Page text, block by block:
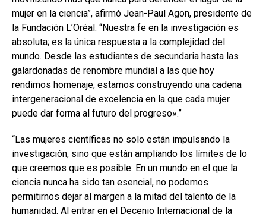
mujer en la ciencia”, afirmó Jean-Paul Agon, presidente de
la Fundación L’Oréal. “Nuestra fe en la investigación es
absoluta; es la única respuesta a la complejidad del
mundo. Desde las estudiantes de secundaria hasta las
galardonadas de renombre mundial a las que hoy
rendimos homenaje, estamos construyendo una cadena
intergeneracional de excelencia en la que cada mujer
puede dar forma al futuro del progreso».”
“Las mujeres científicas no solo están impulsando la
investigación, sino que están ampliando los límites de lo
que creemos que es posible. En un mundo en el que la
ciencia nunca ha sido tan esencial, no podemos
permitirnos dejar al margen a la mitad del talento de la
humanidad. Al entrar en el Decenio Internacional de la